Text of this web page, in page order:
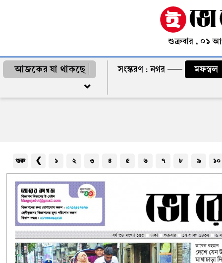
শুক্রবার , ০১
আজকের যা থাকছে সংস্করণ : নগর মফস্বল
শুরু ❮ ১ ২ ৩ ৪ ৫ ৬ ৭ ৮ ৯ ১০